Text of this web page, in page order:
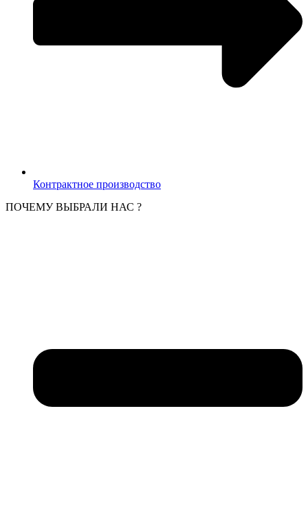
Контрактное производство
ПОЧЕМУ ВЫБРАЛИ НАС ?